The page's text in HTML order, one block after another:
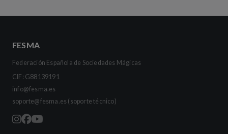
FESMA
Federación Española de Sociedades Mágicas
CIF: G88139191
info@fesma.es
soporte@fesma.es (soporte técnico)